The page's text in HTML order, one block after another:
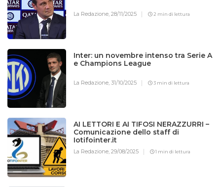
La Redazione,28/11/2025 2 min di lettura
Inter: un novembre intenso tra Serie A
e Champions League
La Redazione,31/10/2025 3 min di lettura
AI LETTORI E AI TIFOSI NERAZZURRI –
Comunicazione dello staff di
Iotifointer.it
La Redazione,29/08/2025 1 min di lettura